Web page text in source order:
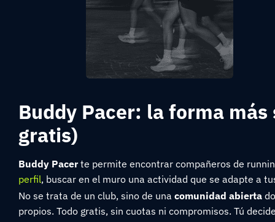
Buddy Pacer: la forma
gratis)
Buddy Pacerte permite encontrar compañeros de
perfil, buscar en el muro una actividad que se adapte a
No se trata de un club, sino de una comunidad abierta
propios. Todo gratis, sin cuotas ni compromisos. Tú